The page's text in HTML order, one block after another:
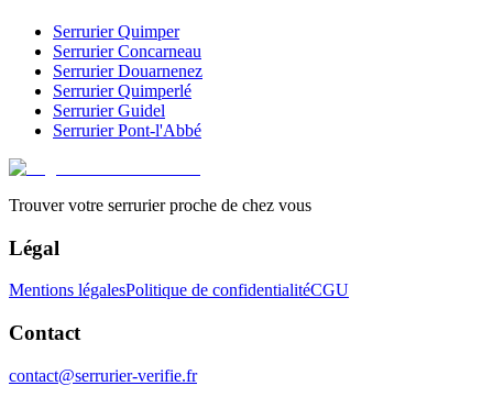
SerrurierQuimper
SerrurierConcarneau
SerrurierDouarnenez
SerrurierQuimperlé
SerrurierGuidel
SerrurierPont-l'Abbé
Trouver votre serrurier proche de chez vous
Légal
Mentions légalesPolitique de confidentialitéCGU
Contact
contact@serrurier-verifie.fr